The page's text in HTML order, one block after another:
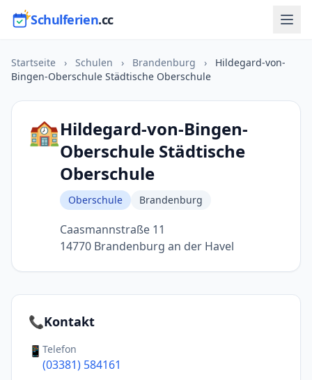
Schulferien.cc
Startseite › Schulen › Brandenburg ›
Hildegard-von-
Bingen-Oberschule Städtische Oberschule
🏫Hildegard-von-Bingen-
Oberschule Städtische
Oberschule
Oberschule Brandenburg
Caasmannstraße 11
14770 Brandenburg an der Havel
📞Kontakt
📱 Telefon
(03381) 584161